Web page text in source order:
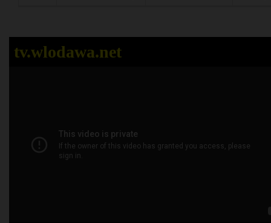
tv.wlodawa.net